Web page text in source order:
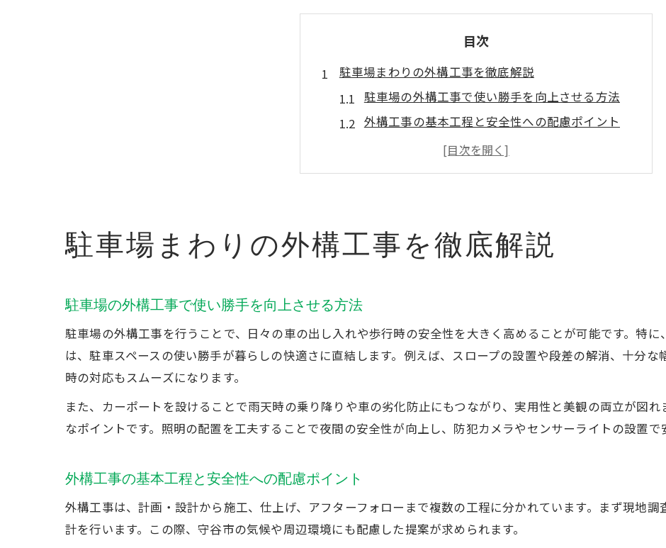
目次
駐車場まわりの外構工事を徹底解説
駐車場の外構工事で使い勝手を向上させる方法
外構工事の基本工程と安全性への配慮ポイント
駐車場外構工事で失敗を防ぐための注意点
外構工事が住まい全体に与えるメリットとは
外構工事で叶えるカーポート設置の魅力と効果
外構工事とカーポートで防犯性も高める工夫
信頼できる外構工事業者の見極め方とは
快適な暮らしのための外構工事実例集
駐車場まわりの外構工事を徹底解説
駐車場の外構工事で使い勝手を向上させる方法
駐車場の外構工事を行うことで、日々の車の出し入れや歩行時の安全性を大きく高めることが可能です。特
は、駐車スペースの使い勝手が暮らしの快適さに直結します。例えば、スロープの設置や段差の解消、十分
時の対応もスムーズになります。
また、カーポートを設けることで雨天時の乗り降りや車の劣化防止にもつながり、実用性と美観の両立が図
なポイントです。照明の配置を工夫することで夜間の安全性が向上し、防犯カメラやセンサーライトの設置で
外構工事の基本工程と安全性への配慮ポイント
外構工事は、計画・設計から施工、仕上げ、アフターフォローまで複数の工程に分かれています。まず現地
計を行います。この際、守谷市の気候や周辺環境にも配慮した提案が求められます。